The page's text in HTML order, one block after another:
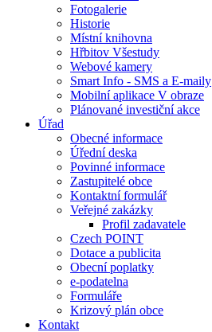
Fotogalerie
Historie
Místní knihovna
Hřbitov Všestudy
Webové kamery
Smart Info - SMS a E-maily
Mobilní aplikace V obraze
Plánované investiční akce
Úřad
Obecné informace
Úřední deska
Povinné informace
Zastupitelé obce
Kontaktní formulář
Veřejné zakázky
Profil zadavatele
Czech POINT
Dotace a publicita
Obecní poplatky
e-podatelna
Formuláře
Krizový plán obce
Kontakt